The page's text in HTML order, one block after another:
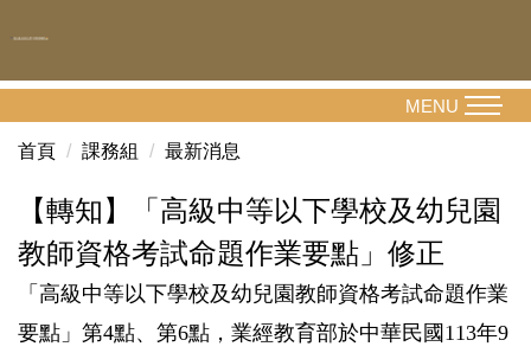
到
容
MENU
首頁 課務組 最新消息
【轉知】「高級中等以下學校及幼兒園
教師資格考試命題作業要點」修正
「高級中等以下學校及幼兒園教師資格考試命題作業
要點」第4點、第6點，業經教育部於中華民國113年9